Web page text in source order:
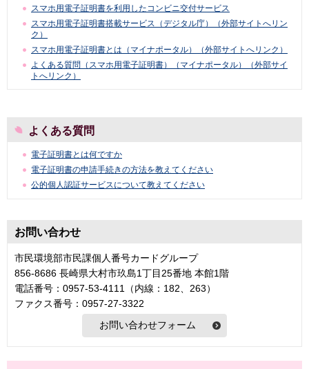
スマホ用電子証明書を利用したコンビニ交付サービス
スマホ用電子証明書搭載サービス（デジタル庁）（外部サイトへリン
ク）
スマホ用電子証明書とは（マイナポータル）（外部サイトへリンク）
よくある質問（スマホ用電子証明書）（マイナポータル）（外部サイ
トへリンク）
よくある質問
電子証明書とは何ですか
電子証明書の申請手続きの方法を教えてください
公的個人認証サービスについて教えてください
お問い合わせ
市民環境部市民課個人番号カードグループ
856-8686 長崎県大村市玖島1丁目25番地 本館1階
電話番号：0957-53-4111（内線：182、263）
ファクス番号：0957-27-3322